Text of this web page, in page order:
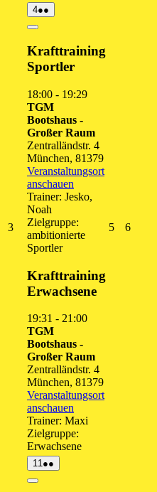
33.
August
2026
44.
August
2026
●●
Veranstaltungen)
Close
Krafttraining
Sportler
18:00 - 19:29
TGM
Bootshaus -
Großer Raum
Zentralländstr. 4
München, 81379
Veranstaltungsort
anschauen
Trainer: Jesko,
Noah
Zielgruppe:
ambitionierte
Sportler
Krafttraining
Erwachsene
19:31 - 21:00
TGM
Bootshaus -
Großer Raum
Zentralländstr. 4
München, 81379
Veranstaltungsort
anschauen
Trainer: Maxi
Zielgruppe:
Erwachsene
55.
66.
1111.
August
●●
Veranstaltungen)
Close